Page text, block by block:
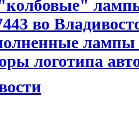
во
лампы
логотипа